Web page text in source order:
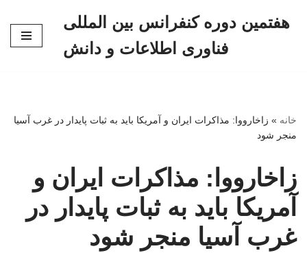
هفتمین دوره کنفرانس بین المللی
فناوری اطلاعات و دانش
خانه » زاخارووا: مذاکرات ایران و آمریکا باید به ثبات پایدار در غرب آسیا
منجر شود
زاخارووا: مذاکرات ایران و
آمریکا باید به ثبات پایدار در
غرب آسیا منجر شود